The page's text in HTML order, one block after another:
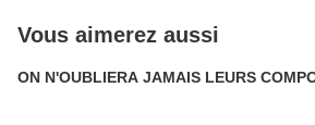
Vous aimerez aussi
ON N'OUBLIERA JAMAIS LEURS